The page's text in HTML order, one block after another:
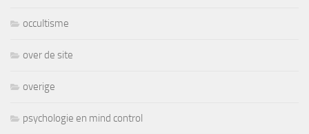
occultisme
over de site
overige
psychologie en mind control